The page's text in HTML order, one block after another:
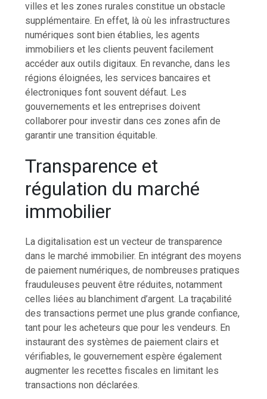
villes et les zones rurales constitue un obstacle
supplémentaire. En effet, là où les infrastructures
numériques sont bien établies, les agents
immobiliers et les clients peuvent facilement
accéder aux outils digitaux. En revanche, dans les
régions éloignées, les services bancaires et
électroniques font souvent défaut. Les
gouvernements et les entreprises doivent
collaborer pour investir dans ces zones afin de
garantir une transition équitable.
Transparence et
régulation du marché
immobilier
La digitalisation est un vecteur de transparence
dans le marché immobilier. En intégrant des moyens
de paiement numériques, de nombreuses pratiques
frauduleuses peuvent être réduites, notamment
celles liées au blanchiment d’argent. La traçabilité
des transactions permet une plus grande confiance,
tant pour les acheteurs que pour les vendeurs. En
instaurant des systèmes de paiement clairs et
vérifiables, le gouvernement espère également
augmenter les recettes fiscales en limitant les
transactions non déclarées.